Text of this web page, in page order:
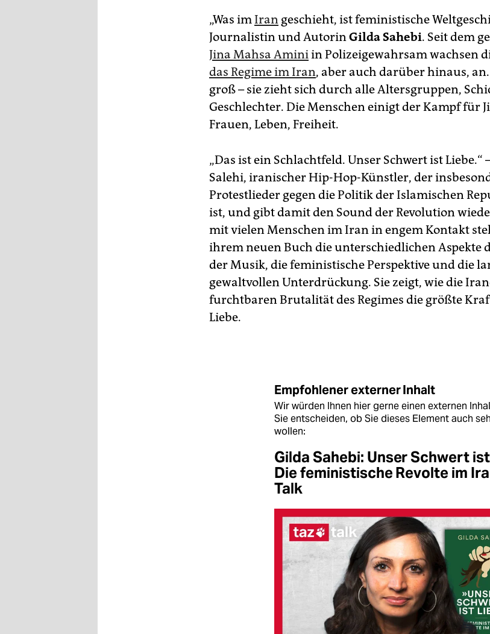
„Was imIran geschieht, ist feministische
Journalistin und AutorinGilda Sahebi. Seit dem
Jina Mahsa Aminiin Polizeigewahrsam wachsen
das Regime im Iran, aber auch darüber hinaus,
groß – sie zieht sich durch alle Altersgruppen,
Geschlechter. Die Menschen einigt der Kampf für
Frauen, Leben, Freiheit.
„Das ist ein Schlachtfeld. Unser Schwert ist Liebe.“
Salehi, iranischer Hip-Hop-Künstler, der
Protestlieder gegen die Politik der Islamischen
ist, und gibt damit den Sound der Revolution
mit vielen Menschen im Iran in engem Kontakt
ihrem neuen Buch die unterschiedlichen Aspekte
der Musik, die feministische Perspektive und die
gewaltvollen Unterdrückung. Sie zeigt, wie die
furchtbaren Brutalität des Regimes die größte
Liebe.
Empfohlener externer Inhalt
Wir würden Ihnen hier gerne einen externen
Sie entscheiden, ob Sie dieses Element auch
wollen:
Gilda Sahebi: Unser Schwert
Die feministische Revolte im
Talk